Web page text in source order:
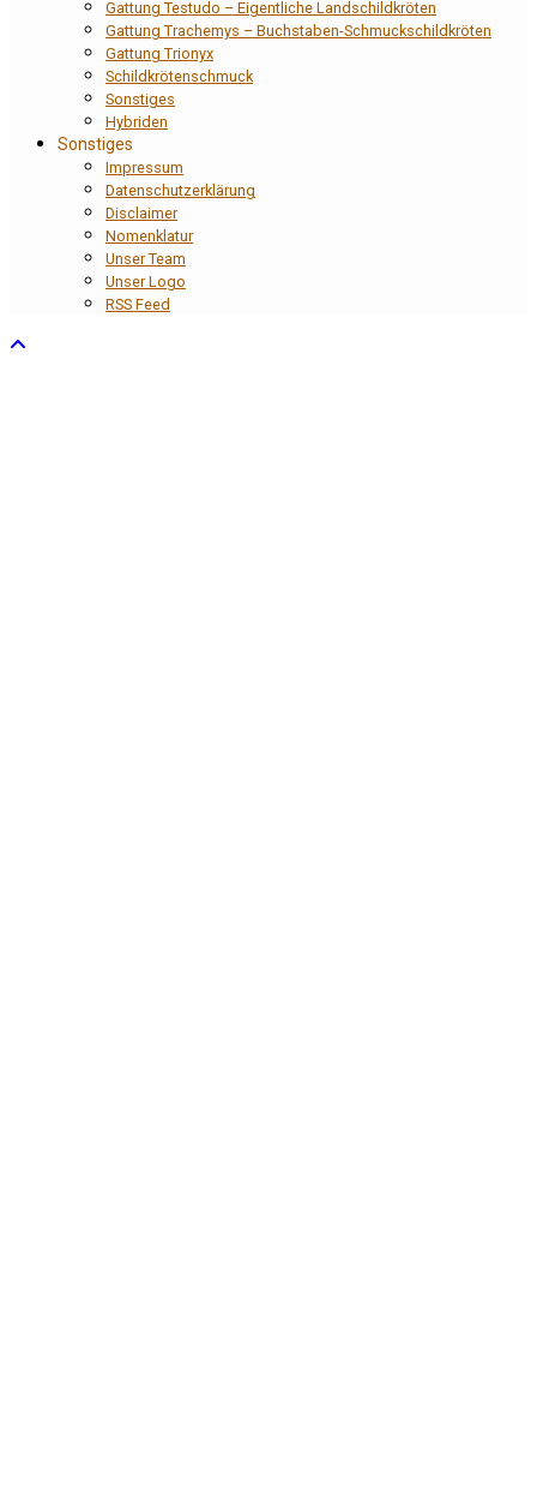
Gattung Testudo – Eigentliche Landschildkröten
Gattung Trachemys – Buchstaben-Schmuckschildkröten
Gattung Trionyx
Schildkrötenschmuck
Sonstiges
Hybriden
Sonstiges
Impressum
Datenschutzerklärung
Disclaimer
Nomenklatur
Unser Team
Unser Logo
RSS Feed